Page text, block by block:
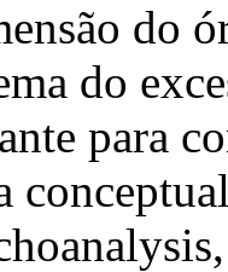
do
do
para